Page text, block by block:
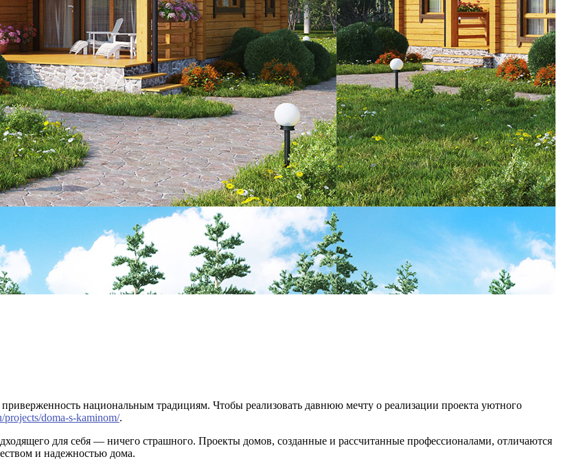
национальным традициям. Чтобы реализовать давнюю мечту о реализации проекта уютного
projects/doma-s-kaminom/.
для себя — ничего страшного. Проекты домов, созданные и рассчитанные профессионалами, отличаются
и надежностью дома.